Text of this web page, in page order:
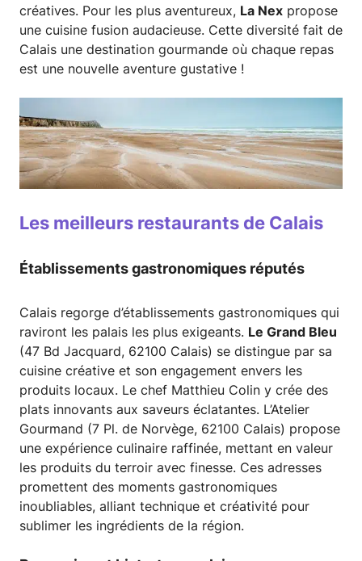
créatives. Pour les plus aventureux, La Nex propose
une cuisine fusion audacieuse. Cette diversité fait de
Calais une destination gourmande où chaque repas
est une nouvelle aventure gustative !
Les meilleurs restaurants de Calais
Établissements gastronomiques réputés
Calais regorge d’établissements gastronomiques qui
raviront les palais les plus exigeants. Le Grand Bleu
(47 Bd Jacquard, 62100 Calais) se distingue par sa
cuisine créative et son engagement envers les
produits locaux. Le chef Matthieu Colin y crée des
plats innovants aux saveurs éclatantes. L’Atelier
Gourmand (7 Pl. de Norvège, 62100 Calais) propose
une expérience culinaire raffinée, mettant en valeur
les produits du terroir avec finesse. Ces adresses
promettent des moments gastronomiques
inoubliables, alliant technique et créativité pour
sublimer les ingrédients de la région.